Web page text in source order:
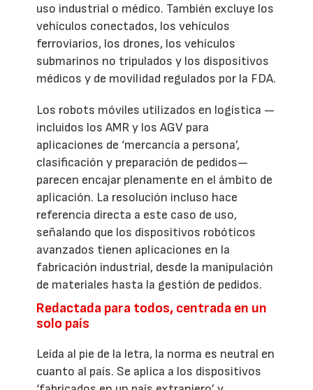
uso industrial o médico. También excluye los
vehículos conectados, los vehículos
ferroviarios, los drones, los vehículos
submarinos no tripulados y los dispositivos
médicos y de movilidad regulados por la FDA.
Los robots móviles utilizados en logística —
incluidos los AMR y los AGV para
aplicaciones de ‘mercancía a persona’,
clasificación y preparación de pedidos—
parecen encajar plenamente en el ámbito de
aplicación. La resolución incluso hace
referencia directa a este caso de uso,
señalando que los dispositivos robóticos
avanzados tienen aplicaciones en la
fabricación industrial, desde la manipulación
de materiales hasta la gestión de pedidos.
Redactada para todos, centrada en un
solo país
Leída al pie de la letra, la norma es neutral en
cuanto al país. Se aplica a los dispositivos